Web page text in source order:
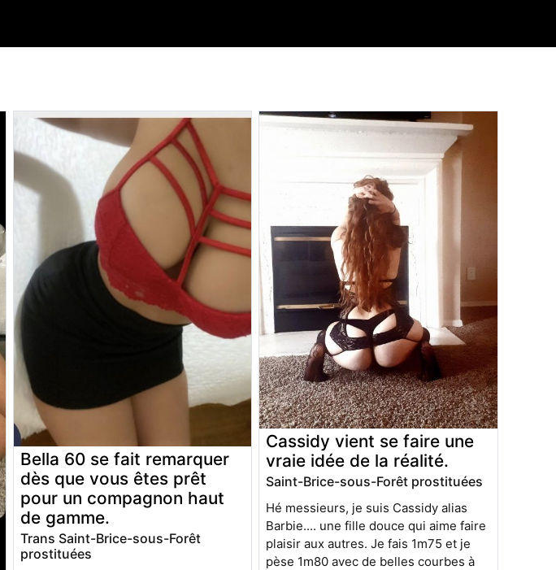
Bella 60 se fait remarquer
dès que vous êtes prêt
pour un compagnon haut
de gamme.
Trans Saint-Brice-sous-Forêt
prostituées
Cassidy vient se faire une
vraie idée de la réalité.
Saint-Brice-sous-Forêt prostituées
Hé messieurs, je suis Cassidy alias
Barbie.... une fille douce qui aime faire
plaisir aux autres. Je fais 1m75 et je
pèse 1m80 avec de belles courbes à